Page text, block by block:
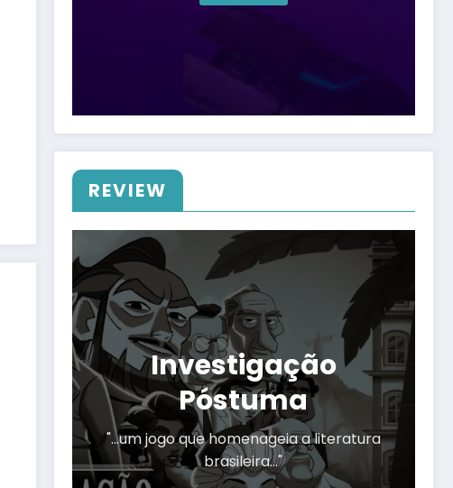
REVIEW
Investigação
Póstuma
"…um jogo que homenageia a literatura
brasileira…"